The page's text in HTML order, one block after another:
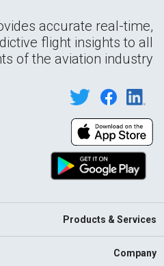
accurate real-time,
flight insights to all
of the aviation industry.
Products & Services
Company